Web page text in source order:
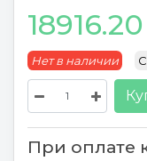
Нет в наличии
При оплате